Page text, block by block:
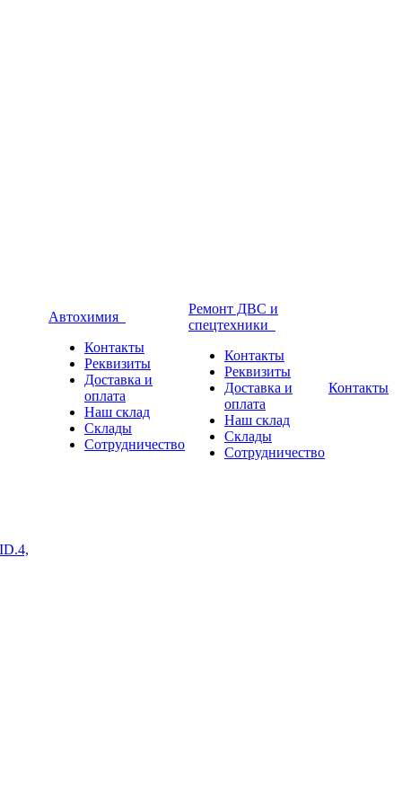
Автохимия
Контакты
Реквизиты
Доставка и
оплата
Наш склад
Склады
Сотрудничество
Ремонт ДВС и
спецтехники
Контакты
Реквизиты
Доставка и
оплата
Наш склад
Склады
Сотрудничество
Контакты